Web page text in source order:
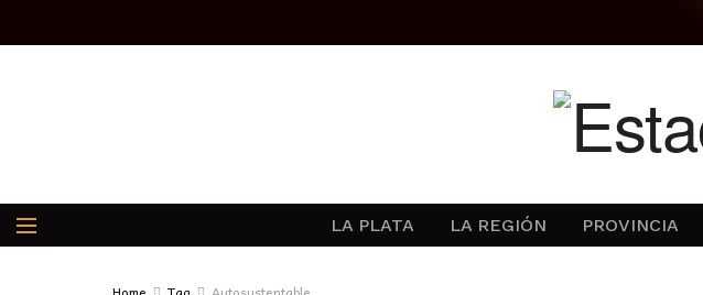
LA PLATA LA REGIÓN PROVINCIA